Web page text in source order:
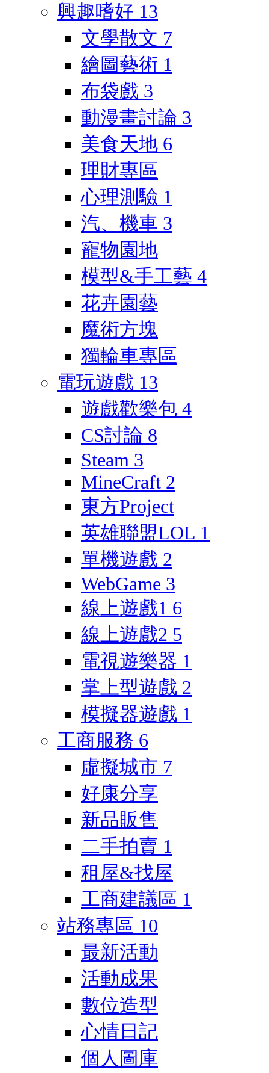
興趣嗜好 13
文學散文 7
繪圖藝術 1
布袋戲 3
動漫畫討論 3
美食天地 6
理財專區
心理測驗 1
汽、機車 3
寵物園地
模型&手工藝 4
花卉園藝
魔術方塊
獨輪車專區
電玩遊戲 13
遊戲歡樂包 4
CS討論 8
Steam 3
MineCraft 2
東方Project
英雄聯盟LOL 1
單機遊戲 2
WebGame 3
線上遊戲1 6
線上遊戲2 5
電視遊樂器 1
掌上型遊戲 2
模擬器遊戲 1
工商服務 6
虛擬城市 7
好康分享
新品販售
二手拍賣 1
租屋&找屋
工商建議區 1
站務專區 10
最新活動
活動成果
數位造型
心情日記
個人圖庫